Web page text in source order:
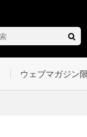
ウェブマガジン